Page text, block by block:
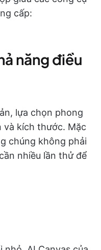
cấp:
năng điều
lựa chọn phong
và kích thước. Mặc
chúng không phải
nhiều lần thử để